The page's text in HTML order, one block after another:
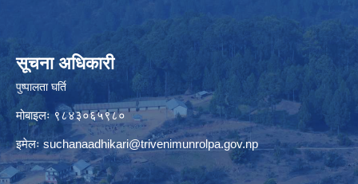
सूचना अधिकारी
पुष्पालता घर्ति
मोबाइलः ९८४३०६५९८०
इमेलःsuchanaadhikari@trivenimunrolpa.gov.np